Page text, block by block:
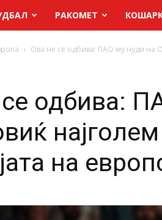
РАКОМЕТ
Ова не се одбива: ПАО му нуди на
одбива:
на